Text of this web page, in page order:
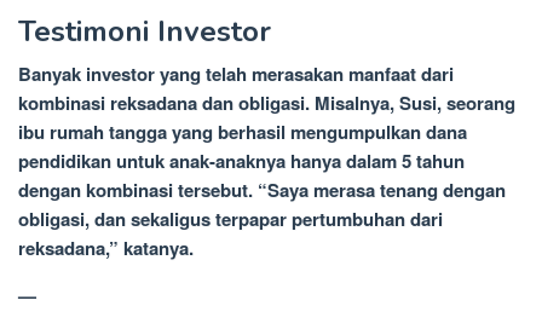
Testimoni Investor
Banyak investor yang telah merasakan manfaat dari
kombinasi reksadana dan obligasi. Misalnya, Susi, seorang
ibu rumah tangga yang berhasil mengumpulkan dana
pendidikan untuk anak-anaknya hanya dalam 5 tahun
dengan kombinasi tersebut. “Saya merasa tenang dengan
obligasi, dan sekaligus terpapar pertumbuhan dari
reksadana,” katanya.
—